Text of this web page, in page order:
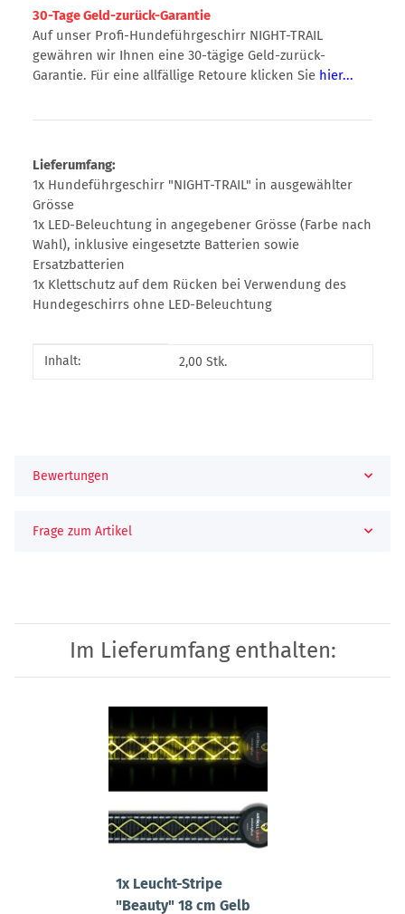
30-Tage Geld-zurück-Garantie
Auf unser Profi-Hundeführgeschirr NIGHT-TRAIL
gewähren wir Ihnen eine 30-tägige Geld-zurück-
Garantie. Für eine allfällige Retoure klicken Sie hier...
Lieferumfang:
1x Hundeführgeschirr "NIGHT-TRAIL" in ausgewählter
Grösse
1x LED-Beleuchtung in angegebener Grösse (Farbe nach
Wahl), inklusive eingesetzte Batterien sowie
Ersatzbatterien
1x Klettschutz auf dem Rücken bei Verwendung des
Hundegeschirrs ohne LED-Beleuchtung
Produkteigenschaft
Wert
Inhalt: 2,00 Stk.
Bewertungen
Frage zum Artikel
Im Lieferumfang enthalten:
1x Leucht-Stripe
"Beauty" 18 cm Gelb